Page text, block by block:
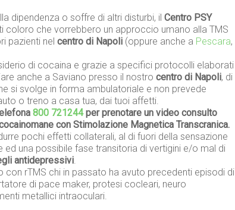
dipendenza o soffre di altri disturbi, il Centro PSY
che vorrebbero un approccio umano alla TMS
pazienti nel centro di Napoli (oppure anche a Pescara,
di cocaina e grazie a specifici protocolli elaborati
anche a Saviano presso il nostro centro di Napoli, di
si svolge in forma ambulatoriale e non prevede
o treno a casa tua, dai tuoi affetti.
800 721244per prenotare un video consulto
con Stimolazione Magnetica Transcranica.
pochi effetti collaterali, al di fuori della sensazione
una possibile fase transitoria di vertigini e/o mal di
antidepressivi.
rTMS chi in passato ha avuto precedenti episodi di
di pace maker, protesi cocleari, neuro
metallici intraoculari.